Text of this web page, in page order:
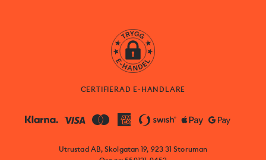
CERTIFIERAD E-HANDLARE
Utrustad AB, Skolgatan 19, 923 31 Storuman